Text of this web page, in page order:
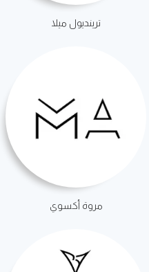
ترينديول ميلا
مروة أكسوي